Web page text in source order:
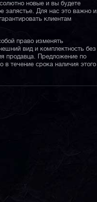
новые и вы будете
запястье. Для нас это важно и
клиентам
право изменять
вид и комплектность без
продавца. Предложение по
в течение срока наличия этого